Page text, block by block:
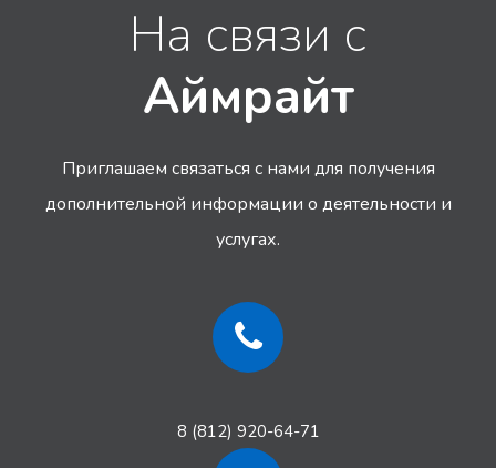
На связи с
Аймрайт
Приглашаем связаться с нами для получения
дополнительной информации о деятельности и
услугах.
8 (812) 920-64-71